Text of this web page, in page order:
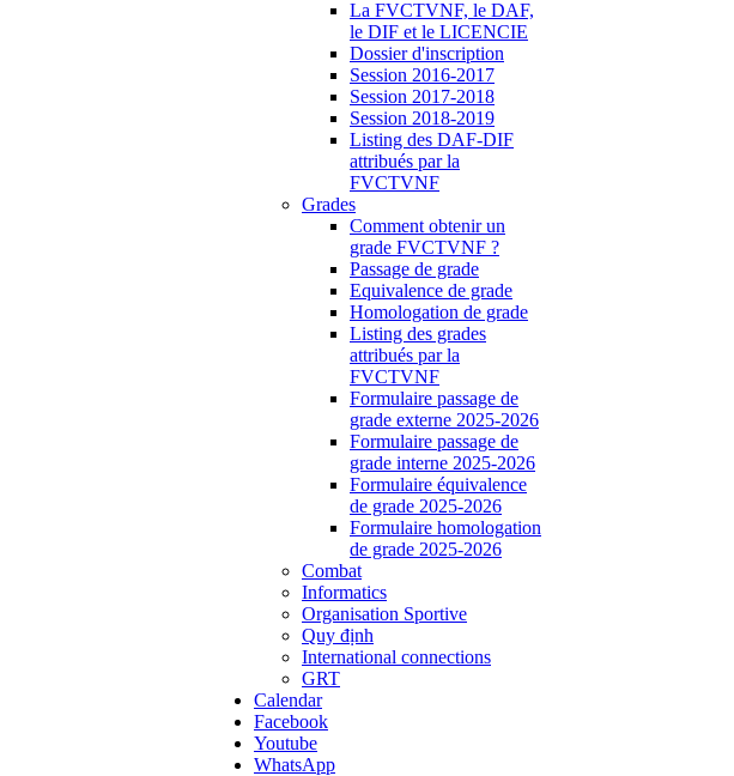
La FVCTVNF, le DAF,
le DIF et le LICENCIE
Dossier d'inscription
Session 2016-2017
Session 2017-2018
Session 2018-2019
Listing des DAF-DIF
attribués par la
FVCTVNF
Grades
Comment obtenir un
grade FVCTVNF ?
Passage de grade
Equivalence de grade
Homologation de grade
Listing des grades
attribués par la
FVCTVNF
Formulaire passage de
grade externe 2025-2026
Formulaire passage de
grade interne 2025-2026
Formulaire équivalence
de grade 2025-2026
Formulaire homologation
de grade 2025-2026
Combat
Informatics
Organisation Sportive
Quy định
International connections
GRT
Calendar
Facebook
Youtube
WhatsApp